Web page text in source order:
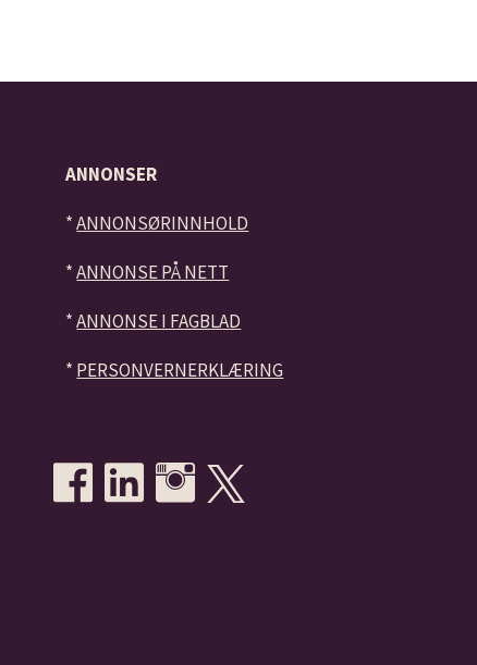
ANNONSER
*ANNONSØRINNHOLD
*ANNONSE PÅ NETT
*ANNONSE I FAGBLAD
* PERSONVERNERKLÆRING